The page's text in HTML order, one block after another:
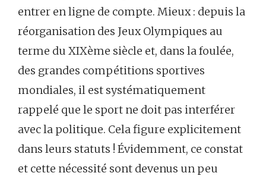
entrer en ligne de compte. Mieux : depuis la
réorganisation des Jeux Olympiques au
terme du XIXème siècle et, dans la foulée,
des grandes compétitions sportives
mondiales, il est systématiquement
rappelé que le sport ne doit pas interférer
avec la politique. Cela figure explicitement
dans leurs statuts ! Évidemment, ce constat
et cette nécessité sont devenus un peu